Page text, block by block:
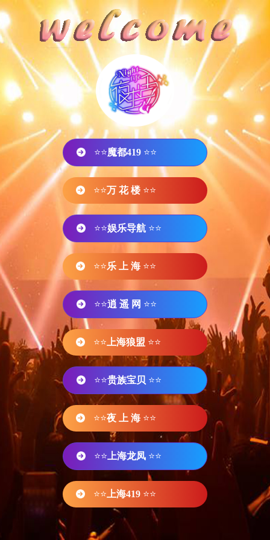
⭐⭐魔都419 ⭐⭐
⭐⭐万 花 楼 ⭐⭐
⭐⭐娱乐导航 ⭐⭐
⭐⭐乐 上 海 ⭐⭐
⭐⭐逍 遥 网 ⭐⭐
⭐⭐ 上海狼盟 ⭐⭐
⭐⭐贵族宝贝 ⭐⭐
⭐⭐夜 上 海 ⭐⭐
⭐⭐ 上海龙凤 ⭐⭐
⭐⭐ 上海419 ⭐⭐